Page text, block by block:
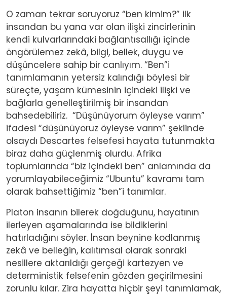
O zaman tekrar soruyoruz “ben kimim?” ilk
insandan bu yana var olan ilişki zincirlerinin
kendi kulvarlarındaki bağlantısallığı içinde
öngörülemez zekâ, bilgi, bellek, duygu ve
düşüncelere sahip bir canlıyım. “Ben”i
tanımlamanın yetersiz kalındığı böylesi bir
süreçte, yaşam kümesinin içindeki ilişki ve
bağlarla genelleştirilmiş bir insandan
bahsedebiliriz. “Düşünüyorum öyleyse varım”
ifadesi “düşünüyoruz öyleyse varım” şeklinde
olsaydı Descartes felsefesi hayata tutunmakta
biraz daha güçlenmiş olurdu. Afrika
toplumlarında “biz içindeki ben” anlamında da
yorumlayabileceğimiz “Ubuntu” kavramı tam
olarak bahsettiğimiz “ben”i tanımlar.
Platon insanın bilerek doğduğunu, hayatının
ilerleyen aşamalarında ise bildiklerini
hatırladığını söyler. İnsan beynine kodlanmış
zekâ ve belleğin, kalıtımsal olarak sonraki
nesillere aktarıldığı gerçeği kartezyen ve
deterministik felsefenin gözden geçirilmesini
zorunlu kılar. Zira hayatta hiçbir şeyi tanımlamak,